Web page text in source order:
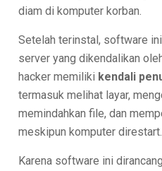
diam di komputer korban.
Setelah terinstal, software
server yang dikendalikan
hacker memiliki kendali
termasuk melihat layar,
memindahkan file, dan
meskipun komputer direstart.
Karena software ini